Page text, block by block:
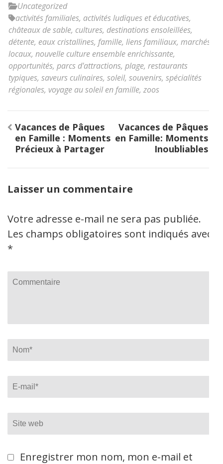
Uncategorized
activités familiales, activités ludiques et éducatives,
châteaux de sable, cultures, destinations ensoleillées,
détente, eaux cristallines, famille, liens familiaux, marchés
locaux, nouvelle culture ensemble enrichissante,
opportunités, parcs d'attractions, plage, restaurants
typiques, saveurs culinaires, soleil, souvenirs, spécialités
régionales, voyage au soleil en famille, zoos
Navigation
de
l’article
Vacances de Pâques
en Famille : Moments
Précieux à Partager
Vacances de Pâques
en Famille: Moments
Inoubliables
Laisser un commentaire
Votre adresse e-mail ne sera pas publiée.
Les champs obligatoires sont indiqués avec
*
Commentaire
Name
Email*
Site
web
Enregistrer mon nom, mon e-mail et